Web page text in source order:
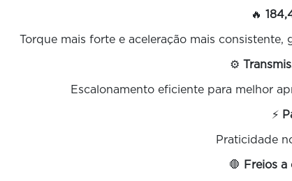
🔥
Torque mais forte e aceleração mais
⚙️
Escalonamento eficiente para melhor
⚡
Praticidade
🛑 Freios a